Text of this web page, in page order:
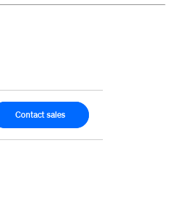
Contact sales